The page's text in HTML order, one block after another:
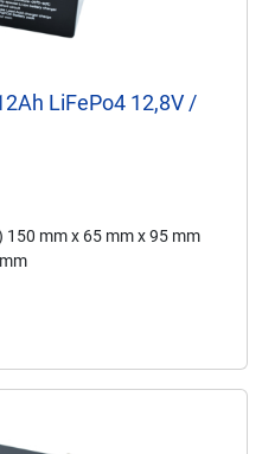
LiFePo4 12,8V /
150 mm x 65 mm x 95 mm